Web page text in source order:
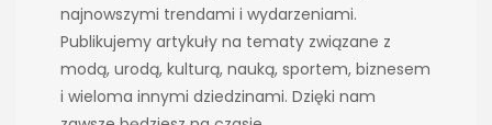
najnowszymi trendami i wydarzeniami.
Publikujemy artykuły na tematy związane z
modą, urodą, kulturą, nauką, sportem, biznesem
i wieloma innymi dziedzinami. Dzięki nam